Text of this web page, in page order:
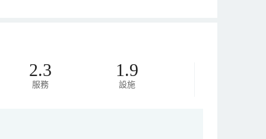
2.3
服務
1.9
設施